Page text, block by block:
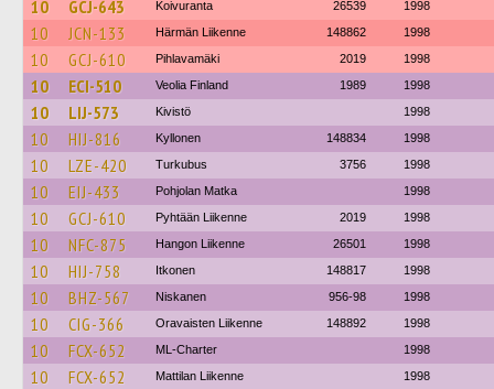
10 GCJ-643 Koivuranta 26539 1998
10 JCN-133 Härmän Liikenne 148862 1998
10 GCJ-610 Pihlavamäki 2019 1998
10 ECI-510 Veolia Finland 1989 1998
10 LIJ-573 Kivistö 1998
10 HIJ-816 Kyllonen 148834 1998
10 LZE-420 Turkubus 3756 1998
10 EIJ-433 Pohjolan Matka 1998
10 GCJ-610 Pyhtään Liikenne 2019 1998
10 NFC-875 Hangon Liikenne 26501 1998
10 HIJ-758 Itkonen 148817 1998
10 BHZ-567 Niskanen 956-98 1998
10 CIG-366 Oravaisten Liikenne 148892 1998
10 FCX-652 ML-Charter 1998
10 FCX-652 Mattilan Liikenne 1998